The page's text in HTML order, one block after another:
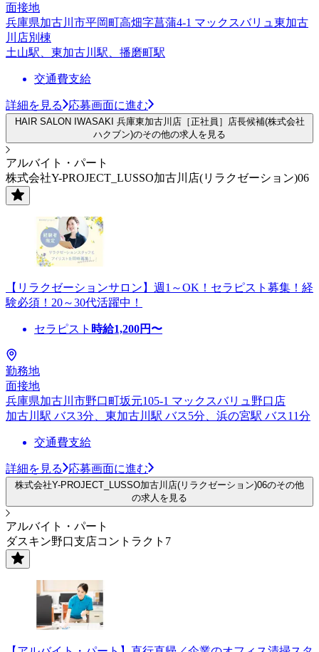
面接地
兵庫県加古川市平岡町高畑字菖蒲4-1 マックスバリュ東加古
川店別棟
土山駅、東加古川駅、播磨町駅
交通費支給
詳細を見る 応募画面に進む
HAIR SALON IWASAKI 兵庫東加古川店［正社員］店長候補(株式会社
ハクブン)のその他の求人を見る
アルバイト・パート
株式会社Y-PROJECT_LUSSO加古川店(リラクゼーション)06
【リラクゼーションサロン】週1～OK！セラピスト募集！経
験必須！20～30代活躍中！
セラピスト 時給1,200円〜
勤務地
面接地
兵庫県加古川市野口町坂元105-1 マックスバリュ野口店
加古川駅 バス3分、東加古川駅 バス5分、浜の宮駅 バス11分
交通費支給
詳細を見る 応募画面に進む
株式会社Y-PROJECT_LUSSO加古川店(リラクゼーション)06のその他
の求人を見る
アルバイト・パート
ダスキン野口支店コントラクト7